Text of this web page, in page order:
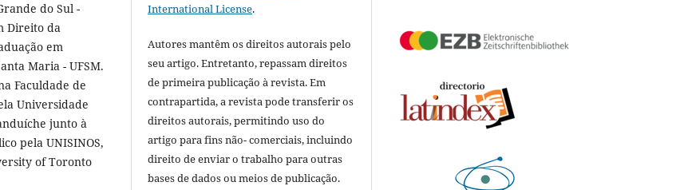
do Sul -
Direito da
em
Maria - UFSM.
Faculdade de
Universidade
junto à
pela UNISINOS,
of Toronto
International License.
Autores mantêm os direitos autorais pelo
seu artigo. Entretanto, repassam direitos
de primeira publicação à revista. Em
contrapartida, a revista pode transferir os
direitos autorais, permitindo uso do
artigo para fins não- comerciais, incluindo
direito de enviar o trabalho para outras
bases de dados ou meios de publicação.